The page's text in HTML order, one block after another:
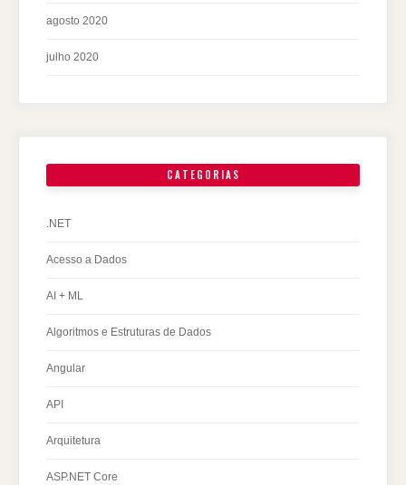
agosto 2020
julho 2020
CATEGORIAS
.NET
Acesso a Dados
AI + ML
Algoritmos e Estruturas de Dados
Angular
API
Arquitetura
ASP.NET Core